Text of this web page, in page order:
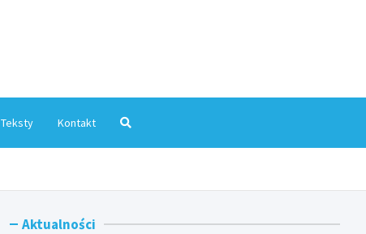
Teksty Kontakt
Aktualności